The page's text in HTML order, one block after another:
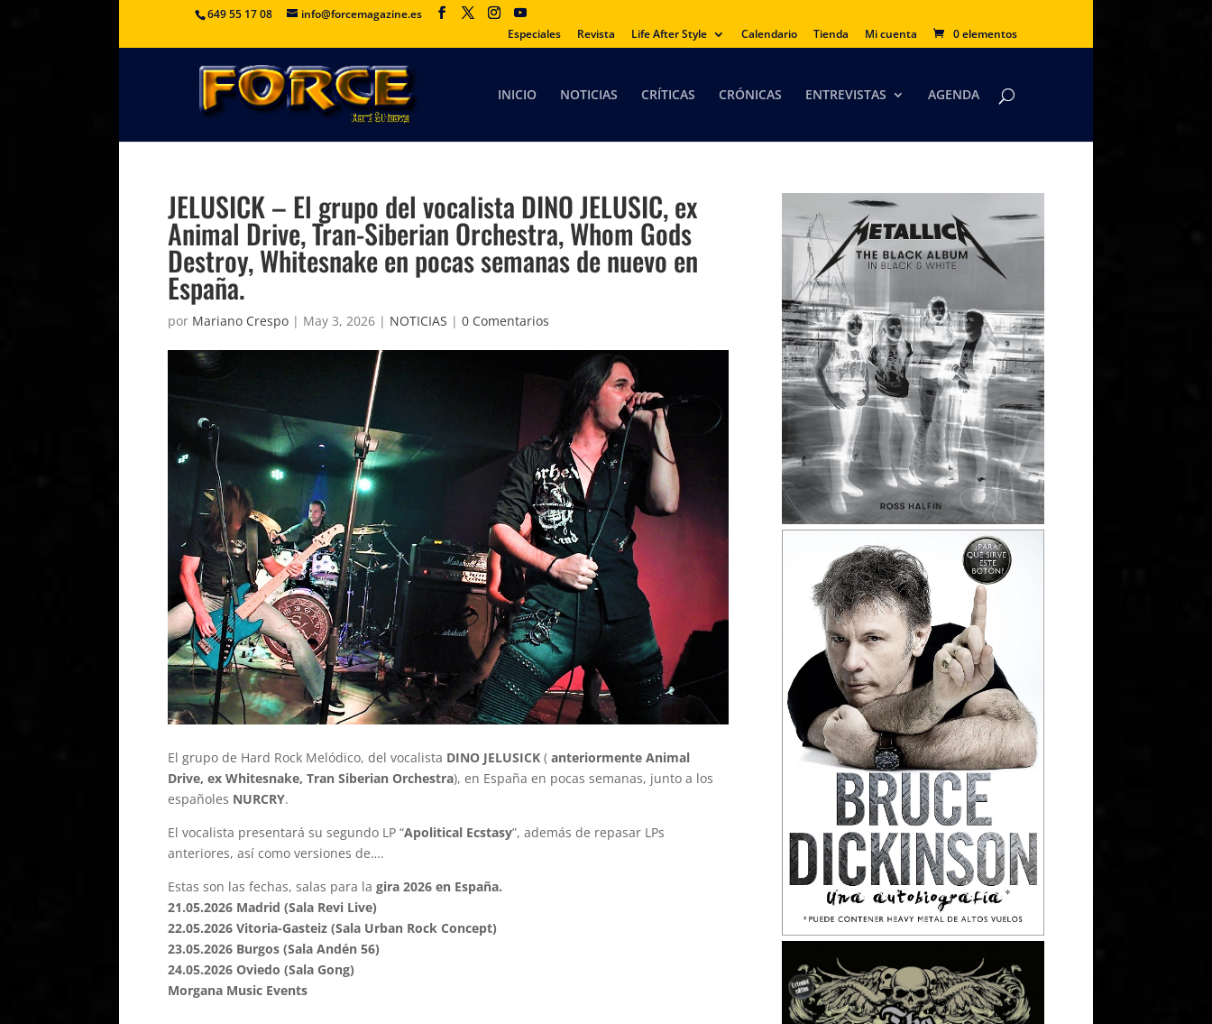
649 55 17 08
info@forcemagazine.es
Especiales
Revista Life After Style Calendario Tienda Mi cuenta 0 elementos
INICIO NOTICIAS CRÍTICAS CRÓNICAS ENTREVISTAS AGENDA
JELUSICK – El grupo del vocalista DINO JELUSIC, ex
Animal Drive, Tran-Siberian Orchestra, Whom Gods
Destroy, Whitesnake en pocas semanas de nuevo en
España.
por Mariano Crespo | May 3, 2026 | NOTICIAS | 0 Comentarios
El grupo de Hard Rock Melódico, del vocalista DINO JELUSICK ( anteriormente Animal
Drive, ex Whitesnake, Tran Siberian Orchestra), en España en pocas semanas, junto a los
españoles NURCRY.
El vocalista presentará su segundo LP “Apolitical Ecstasy”, además de repasar LPs
anteriores, así como versiones de….
Estas son las fechas, salas para la gira 2026 en España.
21.05.2026 Madrid (Sala Revi Live)
22.05.2026 Vitoria-Gasteiz (Sala Urban Rock Concept)
23.05.2026 Burgos (Sala Andén 56)
24.05.2026 Oviedo (Sala Gong)
Morgana Music Events